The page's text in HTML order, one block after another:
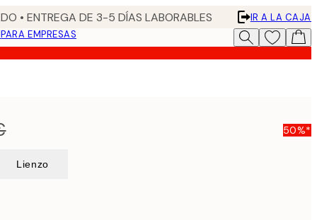
• ENTREGA DE 3-5 DÍAS LABORABLES
IR A LA CAJA
PARA EMPRESAS
50%*
Lienzo